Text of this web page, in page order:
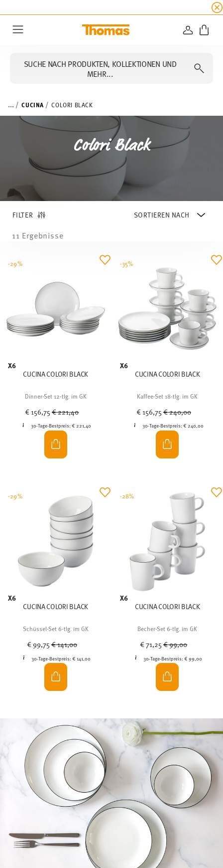
Bis
SUCHE NACH PRODUKTEN, KOLLEKTIONEN UND
MEHR...
... CUCINA COLORI BLACK
Colori Black
FILTER
11 Ergebnisse
X6
CUCINA COLORI BLACK
Dinner-Set 12-tlg. im GK
€ 156,75Price reduced from
€ 221,40
30-Tage-Bestpreis:€ 221,40
-29%
X6
CUCINA COLORI BLACK
Kaffee-Set 18-tlg. im GK
€ 156,75Price reduced from
€ 240,00
30-Tage-Bestpreis: € 240,00
-35%
X6
CUCINA COLORI BLACK
Schüssel-Set 6-tlg. im GK
€ 99,75Price reduced from
€ 141,00
30-Tage-Bestpreis:€ 141,00
-29%
X6
CUCINA COLORI BLACK
Becher-Set 6-tlg. im GK
€ 71,25Price reduced from
€ 99,00
30-Tage-Bestpreis:€ 99,00
-28%